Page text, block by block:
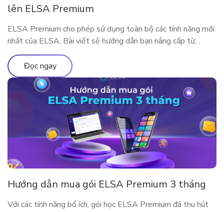
lên ELSA Premium
ELSA Premium cho phép sử dụng toàn bộ các tính năng mới
nhất của ELSA. Bài viết sẽ hướng dẫn bạn nâng cấp từ
ELSA Pro lên ELSA Premium nhé!
Đọc ngay
Hướng dẫn mua gói ELSA Premium 3 tháng
Với các tính năng bổ ích, gói học ELSA Premium đã thu hút